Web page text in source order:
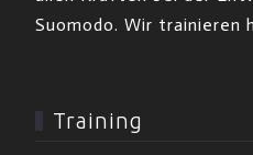
Suomodo. Wir trainieren
Training